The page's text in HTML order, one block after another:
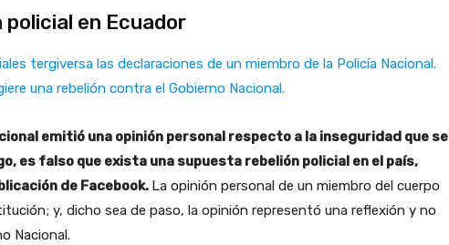
policial en Ecuador
tergiversa las declaraciones de un miembro de la Policía Nacional.
una rebelión contra el Gobierno Nacional.
emitió una opinión personal respecto a la inseguridad que se
es falso que exista una supuesta rebelión policial en el país,
de Facebook. La opinión personal de un miembro del cuerpo
y, dicho sea de paso, la opinión representó una reflexión y no
Nacional.